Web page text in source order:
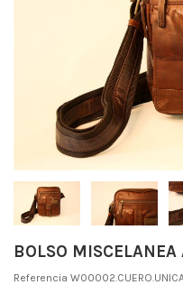
BOLSO
Referencia